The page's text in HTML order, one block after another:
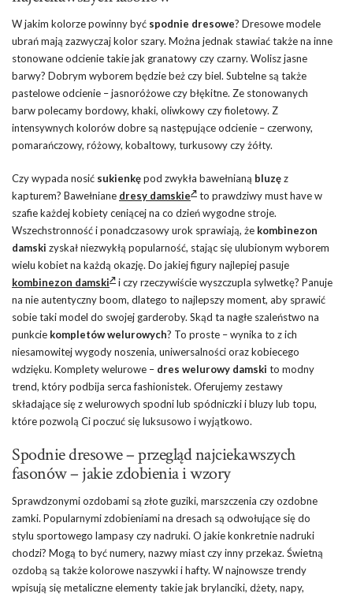
W jakim kolorze powinny być spodnie dresowe? Dresowe modele
ubrań mają zazwyczaj kolor szary. Można jednak stawiać także na inne
stonowane odcienie takie jak granatowy czy czarny. Wolisz jasne
barwy? Dobrym wyborem będzie beż czy biel. Subtelne są także
pastelowe odcienie – jasnoróżowe czy błękitne. Ze stonowanych
barw polecamy bordowy, khaki, oliwkowy czy fioletowy. Z
intensywnych kolorów dobre są następujące odcienie – czerwony,
pomarańczowy, różowy, kobaltowy, turkusowy czy żółty.
Czy wypada nosić sukienkępod zwykła bawełnianą bluzęz
kapturem? Bawełniane dresy damskie
to prawdziwy must have w
szafie każdej kobiety ceniącej na co dzień wygodne stroje.
Wszechstronność i ponadczasowy urok sprawiają, że kombinezon
damski zyskał niezwykłą popularność, stając się ulubionym wyborem
wielu kobiet na każdą okazję. Do jakiej figury najlepiej pasuje
kombinezon damski
i czy rzeczywiście wyszczupla sylwetkę? Panuje
na nie autentyczny boom, dlatego to najlepszy moment, aby sprawić
sobie taki model do swojej garderoby. Skąd ta nagłe szaleństwo na
punkcie kompletów welurowych? To proste – wynika to z ich
niesamowitej wygody noszenia, uniwersalności oraz kobiecego
wdzięku. Komplety welurowe – dres welurowy damski to modny
trend, który podbija serca fashionistek. Oferujemy zestawy
składające się z welurowych spodni lub spódniczki i bluzy lub topu,
które pozwolą Ci poczuć się luksusowo i wyjątkowo.
Spodnie dresowe – przegląd najciekawszych
fasonów – jakie zdobienia i wzory
Sprawdzonymi ozdobami są złote guziki, marszczenia czy ozdobne
zamki. Popularnymi zdobieniami na dresach są odwołujące się do
stylu sportowego lampasy czy nadruki. O jakie konkretnie nadruki
chodzi? Mogą to być numery, nazwy miast czy inny przekaz. Świetną
ozdobą są także kolorowe naszywki i hafty. W najnowsze trendy
wpisują się metaliczne elementy takie jak brylanciki, dżety, napy,